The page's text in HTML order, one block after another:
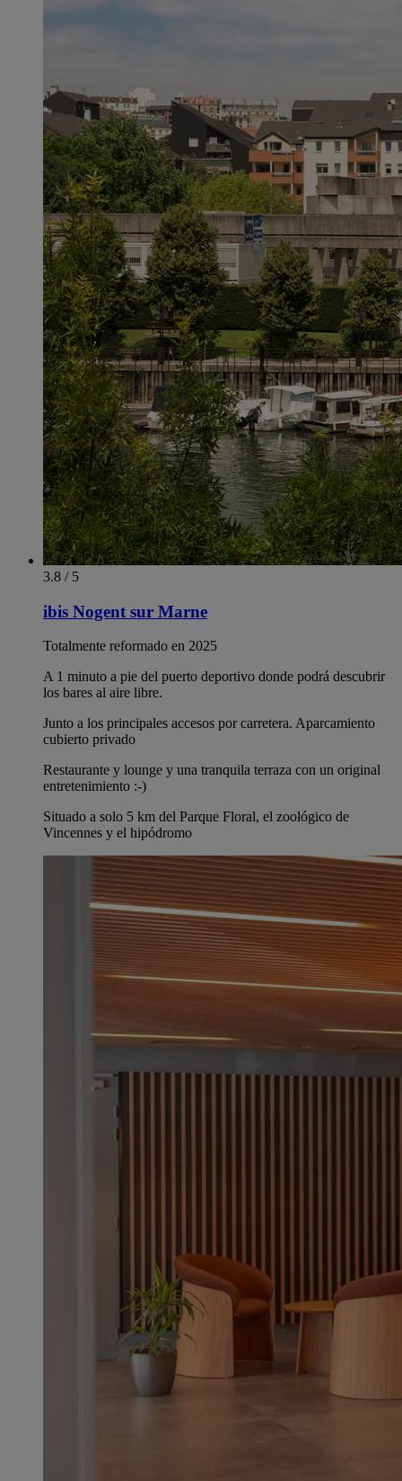
3.8 / 5
ibis Nogent sur Marne
Totalmente reformado en 2025
A 1 minuto a pie del puerto deportivo donde podrá descubrir
los bares al aire libre.
Junto a los principales accesos por carretera. Aparcamiento
cubierto privado
Restaurante y lounge y una tranquila terraza con un original
entretenimiento :-)
Situado a solo 5 km del Parque Floral, el zoológico de
Vincennes y el hipódromo